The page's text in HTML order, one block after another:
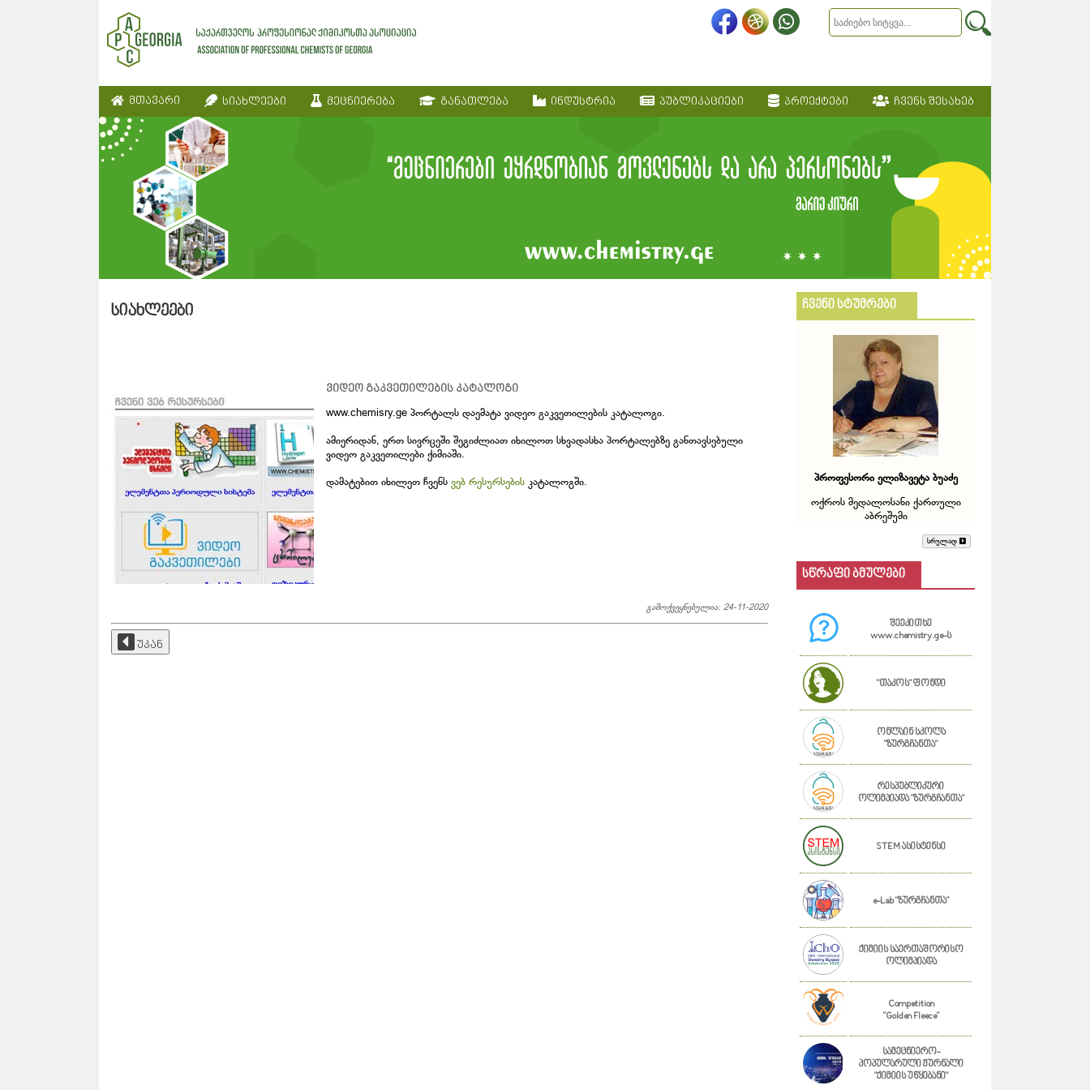
მთავარი სიახლეები მეცნიერება განათლება ინდუსტრია პუბლიკაციები პროექტები ჩვენს შესახებ
სიახლეები
ვიდეო გაკვეთილების კატალოგი
www.chemisry.ge პორტალს დაემატა ვიდეო გაკვეთილების კატალოგი.
ამიერიდან, ერთ სივრცეში შეგიძლიათ იხილოთ სხვადასხა პორტალებზე განთავსებული
ვიდეო გაკვეთილები ქიმიაში.
დამატებით იხილეთ ჩვენს ვებ რესურსების კატალოგში.
გამოქვეყნებულია: 24-11-2020
უკან
ჩვენი სტუმრები
პროფესორი ელიზავეტა ბუაძე
ოქროს მედალოსანი ქართული
აბრეშუმი
სრულად
სწრაფი ბმულები
შეეკითხე
www.chemistry.ge-ს
"თაკოს" ფონდი
ონლაინ სკოლა
"ზურგჩანთა"
რესპუბლიკური
ოლიმპიადა "ზურგჩანთა"
STEM ასისტენსი
e-Lab "ზურგჩანთა"
ქიმიის საერთაშორისო
ოლიმპიადა
Competition
"Golden Fleece"
სამეცნიერო-
პოპულარული ჟურნალი
"ქიმიის უწყებანი"